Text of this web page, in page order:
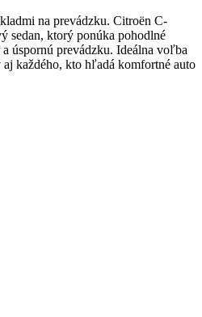
na prevádzku. Citroën C-
sedan, ktorý ponúka pohodlné
úspornú prevádzku. Ideálna voľba
každého, kto hľadá komfortné auto